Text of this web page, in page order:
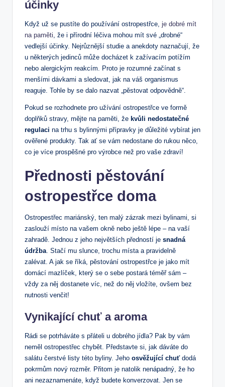
účinky
Když už se pustíte do používání ostropestřce, je dobré mít
na paměti, že i přírodní léčiva mohou mít své „drobné“
vedlejší účinky. Nejrůznější studie a anekdoty naznačují, že
u některých jedinců může docházet k zažívacím potížím
nebo alergickým reakcím. Proto je rozumné začínat s
menšími dávkami a sledovat, jak na váš organismus
reaguje. Tohle by se dalo nazvat „pěstovat odpovědně“.
Pokud se rozhodnete pro užívání ostropestřce ve formě
doplňků stravy, mějte na paměti, že kvůli nedostatečné
regulaci na trhu s bylinnými přípravky je důležité vybírat jen
ověřené produkty. Tak ať se vám nedostane do rukou něco,
co je více prospěšné pro výrobce než pro vaše zdraví!
Přednosti pěstování
ostropestřce doma
Ostropestřec mariánský, ten malý zázrak mezi bylinami, si
zaslouží místo na vašem okně nebo ještě lépe – na vaší
zahradě. Jednou z jeho největších předností je snadná
údržba. Stačí mu slunce, trochu místa a pravidelně
zalévat. A jak se říká, pěstování ostropestřce je jako mít
domácí mazlíček, který se o sebe postará téměř sám –
vždy za něj dostanete víc, než do něj vložíte, ovšem bez
nutnosti venčit!
Vynikající chuť a aroma
Rádi se potrháváte s přáteli u dobrého jídla? Pak by vám
neměl ostropestřec chybět. Představte si, jak dáváte do
salátu čerstvé listy této byliny. Jeho osvěžující chuťdodá
pokrmům nový rozměr. Přitom je natolik nenápadný, že ho
ani nezaznamenáte, když budete konverzovat. Jen se